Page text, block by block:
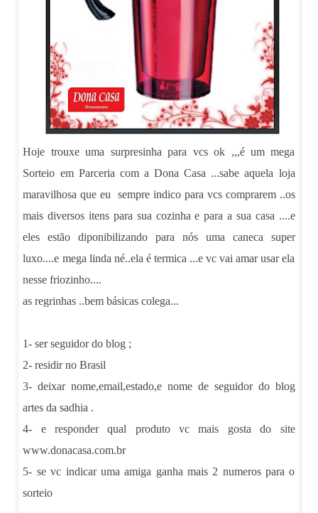
Hoje trouxe uma surpresinha para vcs ok ,,,é um mega
Sorteio em Parceria com a Dona Casa ...sabe aquela loja
maravilhosa que eu sempre indico para vcs comprarem ..os
mais diversos itens para sua cozinha e para a sua casa ....e
eles estão diponibilizando para nós uma caneca super
luxo....e mega linda né..ela é termica ...e vc vai amar usar ela
nesse friozinho....
as regrinhas ..bem básicas colega...
1- ser seguidor do blog ;
2- residir no Brasil
3- deixar nome,email,estado,e nome de seguidor do blog
artes da sadhia .
4- e responder qual produto vc mais gosta do site
www.donacasa.com.br
5- se vc indicar uma amiga ganha mais 2 numeros para o
sorteio